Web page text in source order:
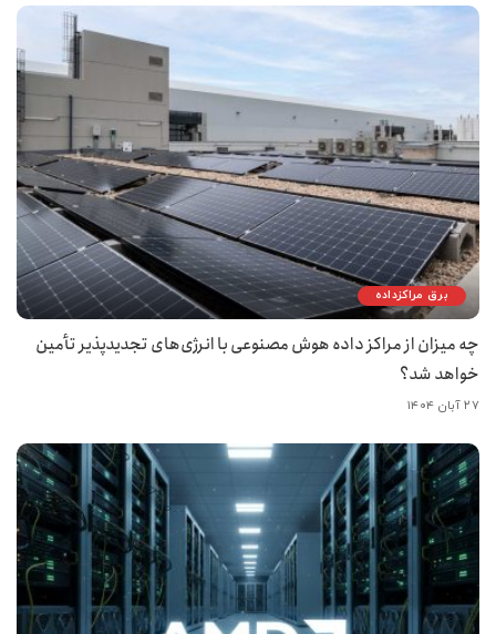
برق مراکزداده
چه میزان از مراکز داده هوش مصنوعی با انرژی‌های تجدیدپذیر تأمین
خواهد شد؟
۲۷ آبان ۱۴۰۴